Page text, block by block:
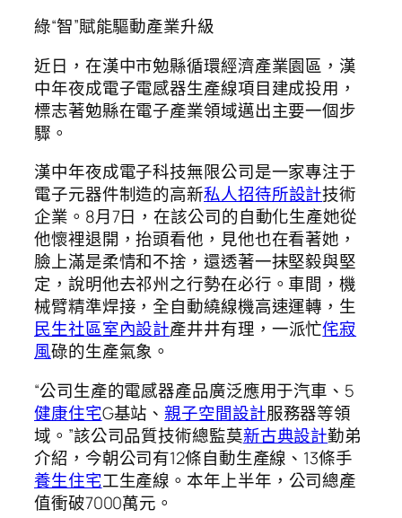
綠“智”賦能驅動產業升級
近日，在漢中市勉縣循環經濟產業園區，漢
中年夜成電子電感器生產線項目建成投用，
標志著勉縣在電子產業領域邁出主要一個步
驟。
漢中年夜成電子科技無限公司是一家專注于
電子元器件制造的高新私人招待所設計技術
企業。8月7日，在該公司的自動化生產她從
他懷裡退開，抬頭看他，見他也在看著她，
臉上滿是柔情和不捨，還透著一抹堅毅與堅
定，說明他去祁州之行勢在必行。車間，機
械臂精準焊接，全自動繞線機高速運轉，生
民生社區室內設計產井井有理，一派忙侘寂
風碌的生產氣象。
“公司生產的電感器產品廣泛應用于汽車、5
健康住宅G基站、親子空間設計服務器等領
域。”該公司品質技術總監莫新古典設計勤弟
介紹，今朝公司有12條自動生產線、13條手
養生住宅工生產線。本年上半年，公司總產
值衝破7000萬元。